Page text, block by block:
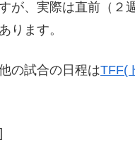
が、実際は直前（２
ります。
の試合の日程はTFF(